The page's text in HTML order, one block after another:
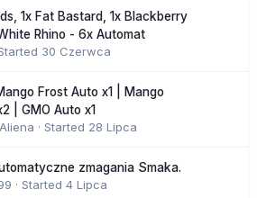
1x Fat Bastard, 1x Blackberry
Rhino - 6x Automat
30 Czerwca
Frost Auto x1 | Mango
| GMO Auto x1
· Started 28 Lipca
zmagania Smaka.
· Started 4 Lipca